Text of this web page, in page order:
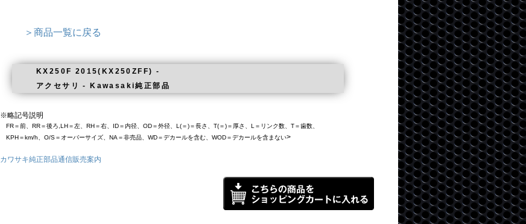
＞商品一覧に戻る
KX250F 2015(KX250ZFF) -
アクセサリ - Kawasaki純正部品
※略記号説明
FR＝前、RR＝後ろ,LH＝左、RH＝右、ID＝内径、OD＝外径、L(＝)＝長さ、T(＝)＝厚さ、L＝リンク数、T＝歯数、
KPH＝km/h、O/S＝オーバーサイズ、NA＝非売品、WD＝デカールを含む、WOD＝デカールを含まない>
カワサキ純正部品通信販売案内